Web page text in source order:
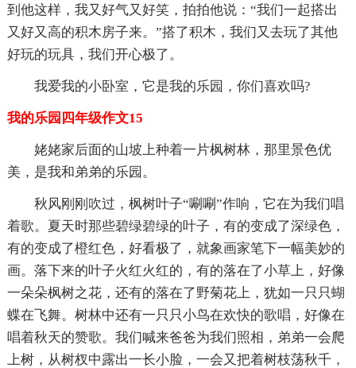
到他这样，我又好气又好笑，拍拍他说：“我们一起搭出
又好又高的积木房子来。”搭了积木，我们又去玩了其他
好玩的玩具，我们开心极了。
我爱我的小卧室，它是我的乐园，你们喜欢吗?
我的乐园四年级作文15
姥姥家后面的山坡上种着一片枫树林，那里景色优
美，是我和弟弟的乐园。
秋风刚刚吹过，枫树叶子“唰唰”作响，它在为我们唱
着歌。夏天时那些碧绿碧绿的叶子，有的变成了深绿色，
有的变成了橙红色，好看极了，就象画家笔下一幅美妙的
画。落下来的叶子火红火红的，有的落在了小草上，好像
一朵朵枫树之花，还有的落在了野菊花上，犹如一只只蝴
蝶在飞舞。树林中还有一只只小鸟在欢快的歌唱，好像在
唱着秋天的赞歌。我们喊来爸爸为我们照相，弟弟一会爬
上树，从树杈中露出一长小脸，一会又把着树枝荡秋千，